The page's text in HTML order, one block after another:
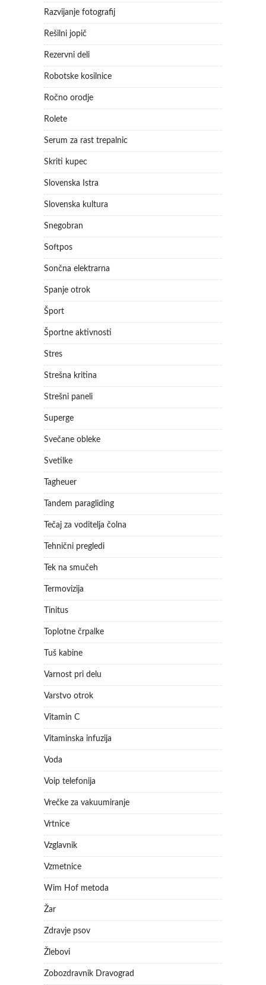
Razvijanje fotografij
Rešilni jopič
Rezervni deli
Robotske kosilnice
Ročno orodje
Rolete
Serum za rast trepalnic
Skriti kupec
Slovenska Istra
Slovenska kultura
Snegobran
Softpos
Sončna elektrarna
Spanje otrok
Šport
Športne aktivnosti
Stres
Strešna kritina
Strešni paneli
Superge
Svečane obleke
Svetilke
Tagheuer
Tandem paragliding
Tečaj za voditelja čolna
Tehnični pregledi
Tek na smučeh
Termovizija
Tinitus
Toplotne črpalke
Tuš kabine
Varnost pri delu
Varstvo otrok
Vitamin C
Vitaminska infuzija
Voda
Voip telefonija
Vrečke za vakuumiranje
Vrtnice
Vzglavnik
Vzmetnice
Wim Hof metoda
Žar
Zdravje psov
Žlebovi
Zobozdravnik Dravograd